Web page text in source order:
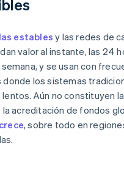
establesy las redes de
valor al instante, las 24
y se usan con
los sistemas
Aún no constituyen
la acreditación de fondos
, sobre todo en